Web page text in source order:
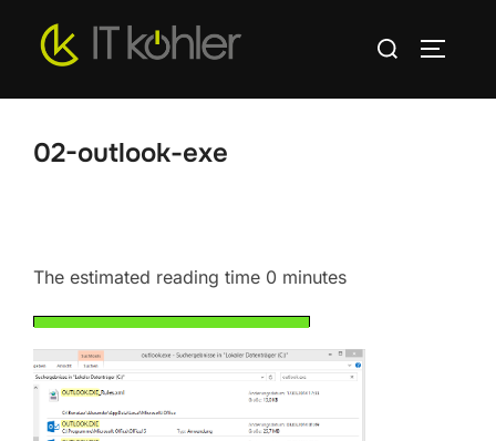
Inhalt
Suchen
02-outlook-exe
The estimated reading time 0 minutes